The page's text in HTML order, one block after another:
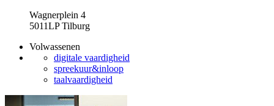
Wagnerplein 4
5011LP Tilburg
Volwassenen
digitale vaardigheid
spreekuur&inloop
taalvaardigheid